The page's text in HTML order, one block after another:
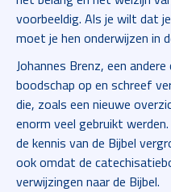
voorbeeldig. Als je wilt dat
moet je hen onderwijzen in
Johannes Brenz, een
boodschap op en schreef
die, zoals een nieuwe
enorm veel gebruikt
de kennis van de Bijbel
ook omdat de
verwijzingen naar de Bijbel.